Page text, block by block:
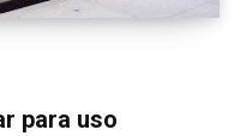
para uso